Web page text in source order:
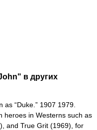
в других
“Duke.” 1907 1979.
heroes in Westerns such as
and True Grit (1969), for